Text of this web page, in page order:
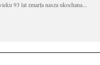
93 lat zmarła nasza ukochana...